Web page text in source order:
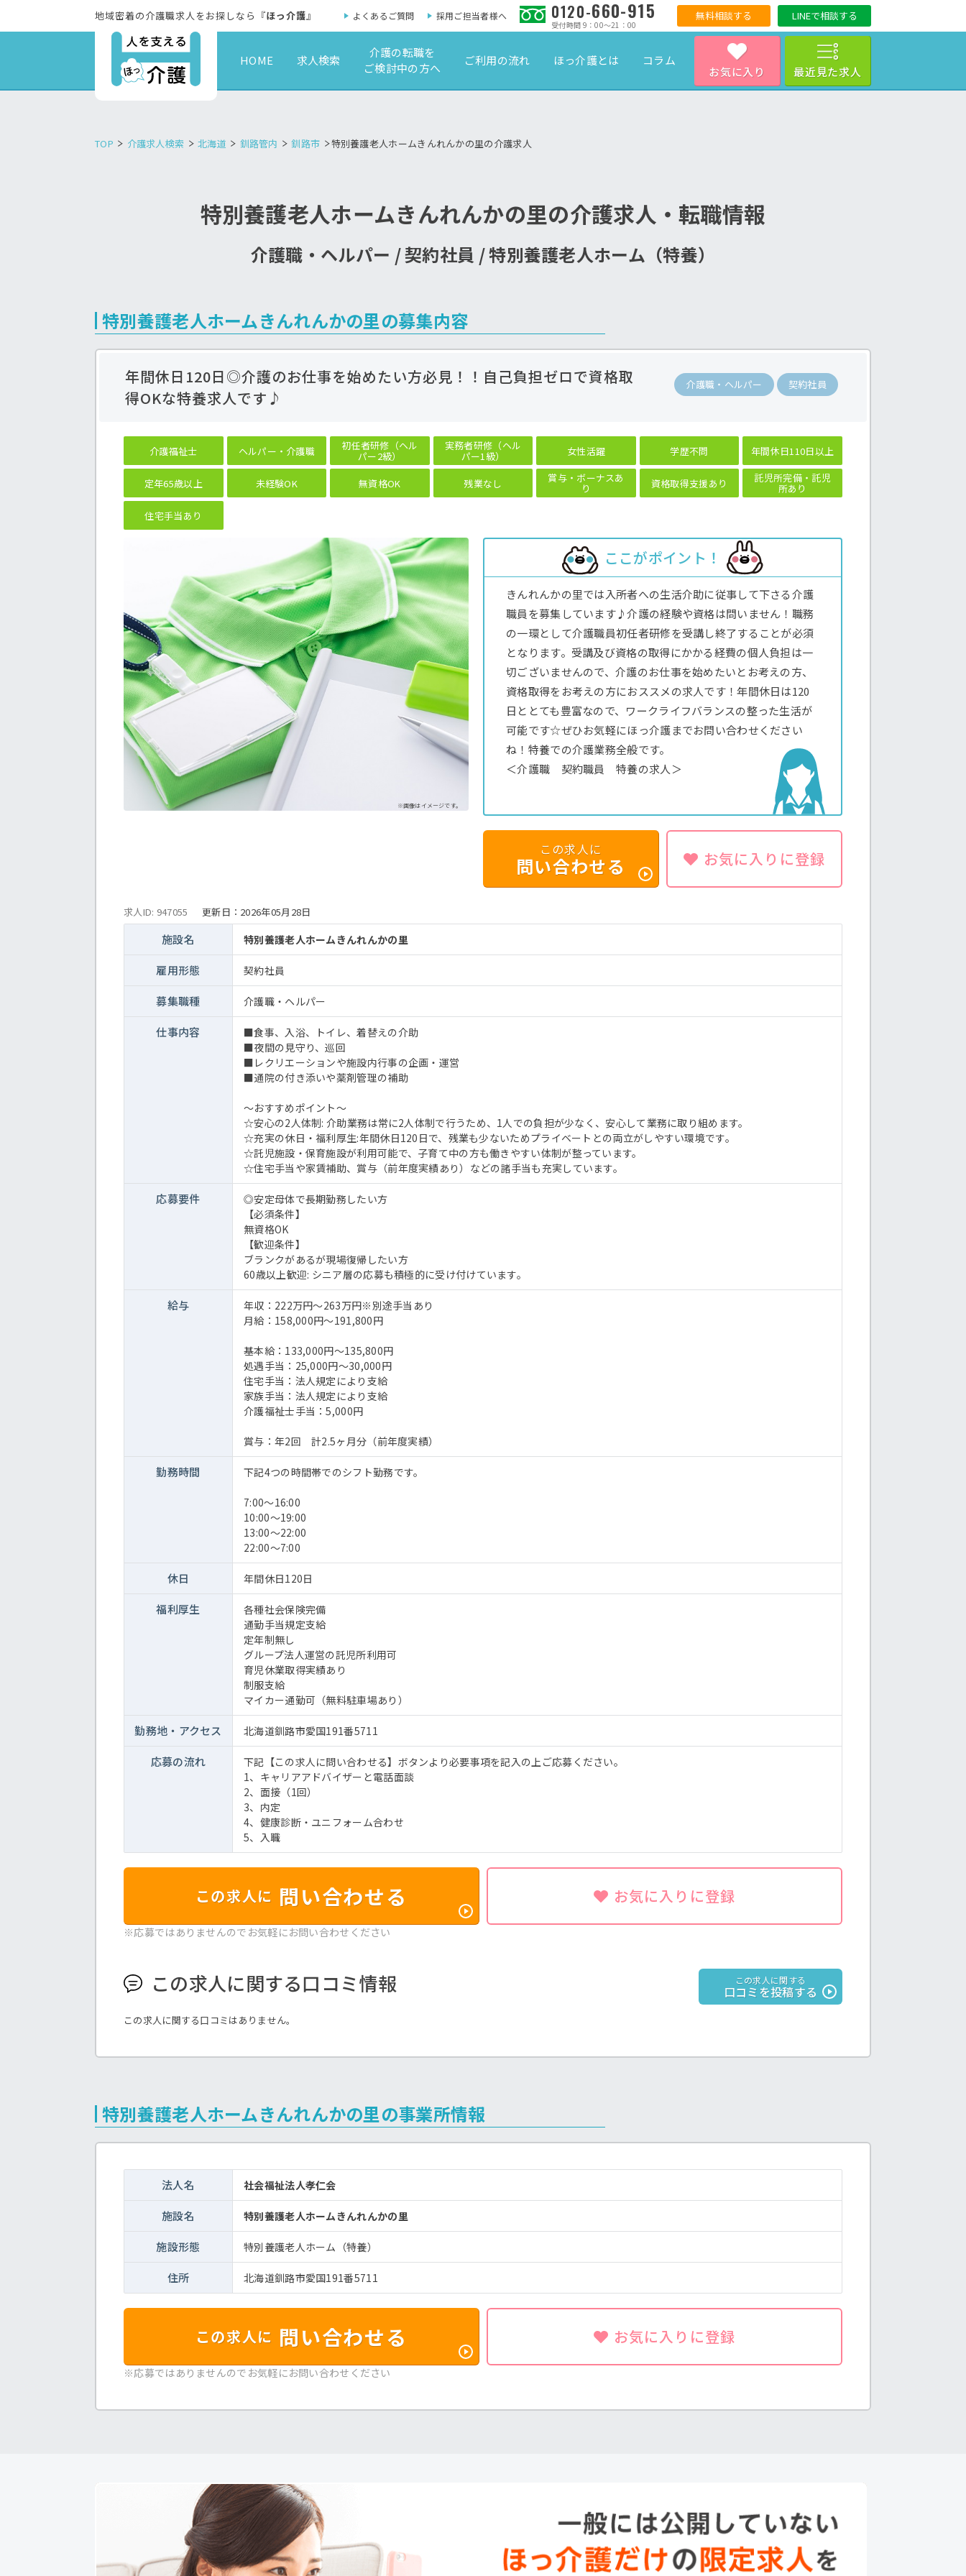
お気に入り 最近見た求人
地域密着の介護職求人をお探しなら『ほっ介護』 よくあるご質問 採用ご担当者様へ 0120-660-915
受付時間 9：00～21：00
無料相談する LINEで相談する
HOME 求人検索
介護の転職を
ご検討中の方へ
ご利用の流れ ほっ介護とは コラム
TOP 介護求人検索 北海道 釧路管内 釧路市 特別養護老人ホームきんれんかの里の介護求人
特別養護老人ホームきんれんかの里の介護求人・転職情報
介護職・ヘルパー / 契約社員 / 特別養護老人ホーム（特養）
特別養護老人ホームきんれんかの里の募集内容
年間休日120日◎介護のお仕事を始めたい方必見！！自己負担ゼロで資格取
得OKな特養求人です♪
介護職・ヘルパー 契約社員
介護福祉士 ヘルパー・介護職 初任者研修（ヘル
パー2級）
実務者研修（ヘル
パー1級） 女性活躍 学歴不問 年間休日110日以上
定年65歳以上 未経験OK 無資格OK 残業なし 賞与・ボーナスあ
り 資格取得支援あり 託児所完備・託児
所あり
住宅手当あり
※画像はイメージです。
ここがポイント！
きんれんかの里では入所者への生活介助に従事して下さる介護
職員を募集しています♪介護の経験や資格は問いません！職務
の一環として介護職員初任者研修を受講し終了することが必須
となります。受講及び資格の取得にかかる経費の個人負担は一
切ございませんので、介護のお仕事を始めたいとお考えの方、
資格取得をお考えの方におススメの求人です！年間休日は120
日ととても豊富なので、ワークライフバランスの整った生活が
可能です☆ぜひお気軽にほっ介護までお問い合わせください
ね！特養での介護業務全般です。
＜介護職 契約職員 特養の求人＞
この求人に
問い合わせる お気に入りに登録
求人ID: 947055 更新日： 2026年05月28日
施設名 特別養護老人ホームきんれんかの里
雇用形態 契約社員
募集職種 介護職・ヘルパー
仕事内容
■食事、入浴、トイレ、着替えの介助
■夜間の見守り、巡回
■レクリエーションや施設内行事の企画・運営
■通院の付き添いや薬剤管理の補助
～おすすめポイント～
☆安心の2人体制: 介助業務は常に2人体制で行うため、1人での負担が少なく、安心して業務に取り組めます。
☆充実の休日・福利厚生:年間休日120日で、残業も少ないためプライベートとの両立がしやすい環境です。
☆託児施設・保育施設が利用可能で、子育て中の方も働きやすい体制が整っています。
☆住宅手当や家賃補助、賞与（前年度実績あり）などの諸手当も充実しています。
応募要件
◎安定母体で長期勤務したい方
【必須条件】
無資格OK
【歓迎条件】
ブランクがあるが現場復帰したい方
60歳以上歓迎: シニア層の応募も積極的に受け付けています。
給与
年収：222万円～263万円※別途手当あり
月給：158,000円～191,800円
基本給：133,000円～135,800円
処遇手当：25,000円～30,000円
住宅手当：法人規定により支給
家族手当：法人規定により支給
介護福祉士手当：5,000円
賞与：年2回 計2.5ヶ月分（前年度実績）
勤務時間 下記4つの時間帯でのシフト勤務です。
7:00～16:00
10:00～19:00
13:00～22:00
22:00～7:00
休日 年間休日120日
福利厚生
各種社会保険完備
通勤手当規定支給
定年制無し
グループ法人運営の託児所利用可
育児休業取得実績あり
制服支給
マイカー通勤可（無料駐車場あり）
勤務地・ アクセス 北海道釧路市愛国191番5711
応募の流れ
下記【この求人に問い合わせる】ボタンより必要事項を記入の上ご応募ください。
1、キャリアアドバイザーと電話面談
2、面接（1回）
3、内定
4、健康診断・ユニフォーム合わせ
5、入職
この求人に 問い合わせる お気に入りに登録
※応募ではありませんのでお気軽にお問い合わせください
この求人に関する口コミ情報 この求人に関する
口コミを投稿する
この求人に関する口コミはありません。
特別養護老人ホームきんれんかの里の事業所情報
法人名 社会福祉法人孝仁会
施設名 特別養護老人ホームきんれんかの里
施設形態 特別養護老人ホーム（特養）
住所 北海道釧路市愛国191番5711
この求人に 問い合わせる お気に入りに登録
※応募ではありませんのでお気軽にお問い合わせください